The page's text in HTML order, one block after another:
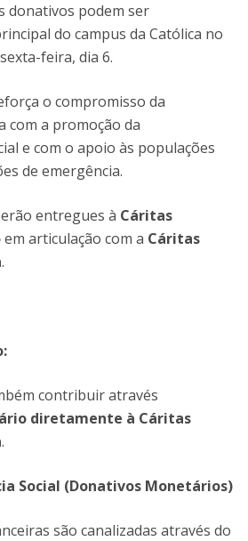
donativos podem ser
do campus da Católica no
feira, dia 6.
o compromisso da
com a promoção da
e com o apoio às populações
de emergência.
entregues à Cáritas
em articulação com a Cáritas
.
contribuir através
diretamente à Cáritas
.
Social (Donativos Monetários)
são canalizadas através do